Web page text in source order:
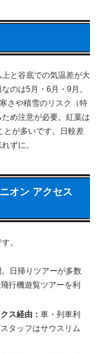
と谷底での気温差が大
のは5月・6月・9月。
さや積雪のリスク（特
め注意が必要。紅葉は
とが多いです。日較差
ずに。
オン アクセス
。
日帰りツアーが多数
行機遊覧ツアーを利
ス経由：車・列車利
タッフはサウスリム